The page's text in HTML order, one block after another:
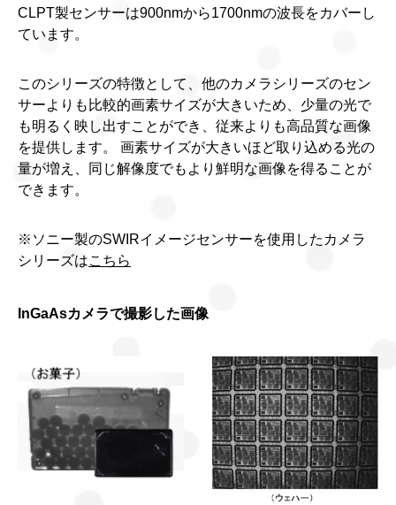
CLPT製センサーは900nmから1700nmの波長をカバーし
ています。
このシリーズの特徴として、他のカメラシリーズのセン
サーよりも比較的画素サイズが大きいため、少量の光で
も明るく映し出すことができ、従来よりも高品質な画像
を提供します。 画素サイズが大きいほど取り込める光の
量が増え、同じ解像度でもより鮮明な画像を得ることが
できます。
※ソニー製のSWIRイメージセンサーを使用したカメラ
シリーズはこちら
InGaAsカメラで撮影した画像